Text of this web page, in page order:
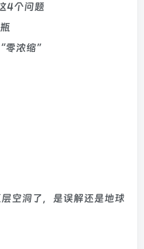
4个问题
零浓缩”
空洞了，是误解还是地球